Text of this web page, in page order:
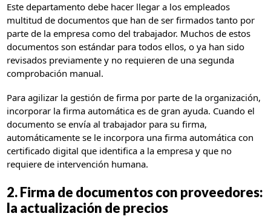
Este departamento debe hacer llegar a los empleados
multitud de documentos que han de ser firmados tanto por
parte de la empresa como del trabajador. Muchos de estos
documentos son estándar para todos ellos, o ya han sido
revisados previamente y no requieren de una segunda
comprobación manual.
Para agilizar la gestión de firma por parte de la organización,
incorporar la firma automática es de gran ayuda. Cuando el
documento se envía al trabajador para su firma,
automáticamente se le incorpora una firma automática con
certificado digital que identifica a la empresa y que no
requiere de intervención humana.
2. Firma de documentos con proveedores:
la actualización de precios